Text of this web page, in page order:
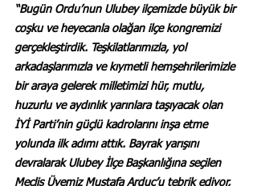
“Bugün Ordu’nun Ulubey ilçemizde büyük bir
coşku ve heyecanla olağan ilçe kongremizi
gerçekleştirdik. Teşkilatlarımızla, yol
arkadaşlarımızla ve kıymetli hemşehrilerimizle
bir araya gelerek milletimizi hür, mutlu,
huzurlu ve aydınlık yarınlara taşıyacak olan
İYİ Parti’nin güçlü kadrolarını inşa etme
yolunda ilk adımı attık. Bayrak yarışını
devralarak Ulubey İlçe Başkanlığına seçilen
Meclis Üyemiz Mustafa Arduç’u tebrik ediyor,